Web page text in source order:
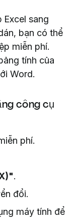
Excel sang
bạn có thể
miễn phí.
tính của
Word.
công cụ
phí.
.
đổi.
máy tính để